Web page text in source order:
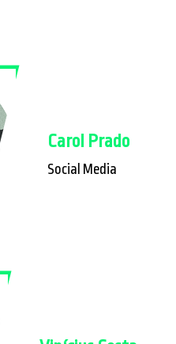
Carol Prado
Social Media